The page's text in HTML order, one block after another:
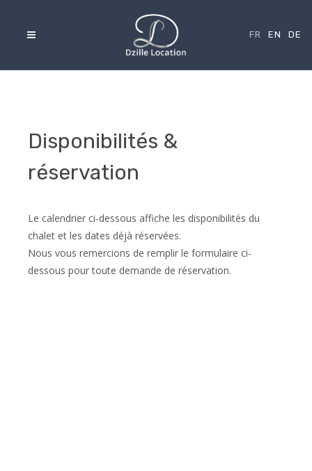
FR EN DE
Disponibilités &
réservation
Le calendrier ci-dessous affiche les disponibilités du
chalet et les dates déjà réservées.
Nous vous remercions de remplir le formulaire ci-
dessous pour toute demande de réservation.